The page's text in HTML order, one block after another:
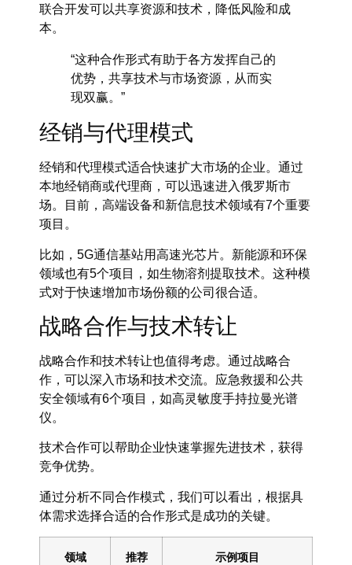
联合开发可以共享资源和技术，降低风险和成
本。
“这种合作形式有助于各方发挥自己的
优势，共享技术与市场资源，从而实
现双赢。”
经销与代理模式
经销和代理模式适合快速扩大市场的企业。通过
本地经销商或代理商，可以迅速进入俄罗斯市
场。目前，高端设备和新信息技术领域有7个重要
项目。
比如，5G通信基站用高速光芯片。新能源和环保
领域也有5个项目，如生物溶剂提取技术。这种模
式对于快速增加市场份额的公司很合适。
战略合作与技术转让
战略合作和技术转让也值得考虑。通过战略合
作，可以深入市场和技术交流。应急救援和公共
安全领域有6个项目，如高灵敏度手持拉曼光谱
仪。
技术合作可以帮助企业快速掌握先进技术，获得
竞争优势。
通过分析不同合作模式，我们可以看出，根据具
体需求选择合适的合作形式是成功的关键。
领域
推荐
示例项目